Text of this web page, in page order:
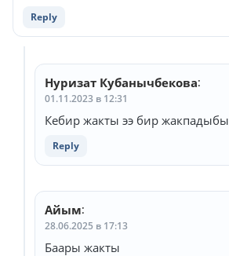
Reply
Нуризат Кубанычбекова:
01.11.2023 в 12:31
Кебир жакты ээ бир жакпадыбы
Reply
Айым:
28.06.2025 в 17:13
Баары жакты